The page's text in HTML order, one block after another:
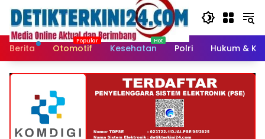
Langsung
konten
Berita
Otomotif Kesehatan Polri Hukum &